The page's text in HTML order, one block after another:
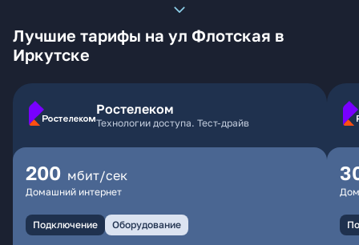
Лучшие тарифы на ул Флотская в
Иркутске
Ростелеком
Технологии доступа. Тест-драйв
200 мбит/сек
Домашний интернет
Подключение Оборудование